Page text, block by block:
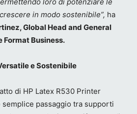
in modo sostenibile”, ha
Global Head and General
Format Business.
e Sostenibile
di HP Latex R530 Printer
passaggio tra supporti